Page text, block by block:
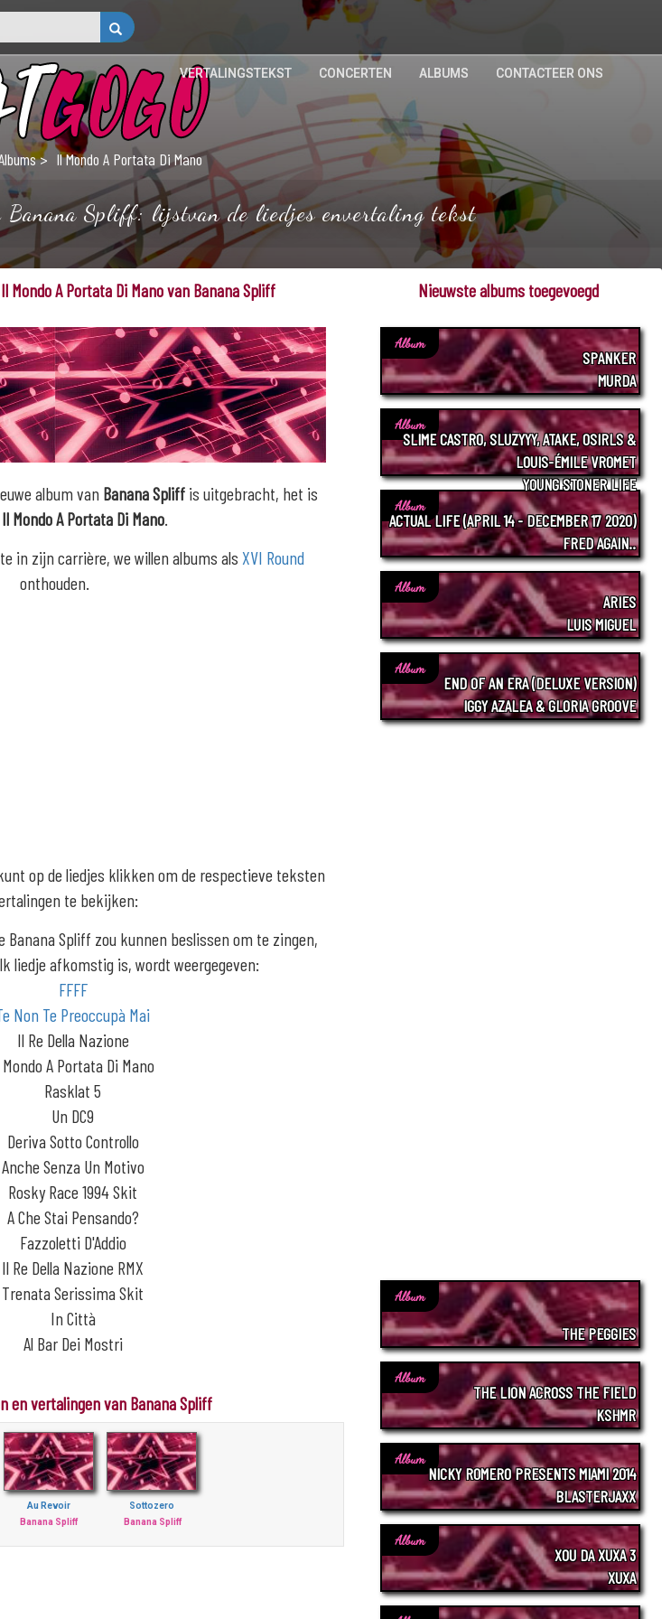
VERTALINGSTEKST CONCERTEN ALBUMS CONTACTEER ONS
Il Mondo A Portata Di Mano
Spliff: lijstvan de liedjes envertaling tekst
A Portata Di Mano van Banana Spliff
album van Banana Spliff is uitgebracht, het is
Il Mondo A Portata Di Mano.
in zijn carrière, we willen albums als XVI Round
onthouden.
op de liedjes klikken om de respectieve teksten
te bekijken:
Banana Spliff zou kunnen beslissen om te zingen,
liedje afkomstig is, wordt weergegeven:
FFFF
Non Te Preoccupà Mai
Il Re Della Nazione
A Portata Di Mano
Rasklat 5
Un DC9
Deriva Sotto Controllo
Anche Senza Un Motivo
Rosky Race 1994 Skit
A Che Stai Pensando?
Fazzoletti D'Addio
Il Re Della Nazione RMX
Trenata Serissima Skit
In Città
Al Bar Dei Mostri
en vertalingen van Banana Spliff
Au Revoir
Banana Spliff
Sottozero
Banana Spliff
Nieuwste albums toegevoegd
Album
SPANKER
MURDA
Album
SLIME CASTRO, SLUZYYY, ATAKE, OSIRLS &
LOUIS-ÉMILE VROMET
YOUNG STONER LIFE
Album
ACTUAL LIFE (APRIL 14 - DECEMBER 17 2020)
FRED AGAIN..
Album
ARIES
LUIS MIGUEL
Album
END OF AN ERA (DELUXE VERSION)
IGGY AZALEA & GLORIA GROOVE
Album
THE PEGGIES
Album
THE LION ACROSS THE FIELD
KSHMR
Album
NICKY ROMERO PRESENTS MIAMI 2014
BLASTERJAXX
Album
XOU DA XUXA 3
XUXA